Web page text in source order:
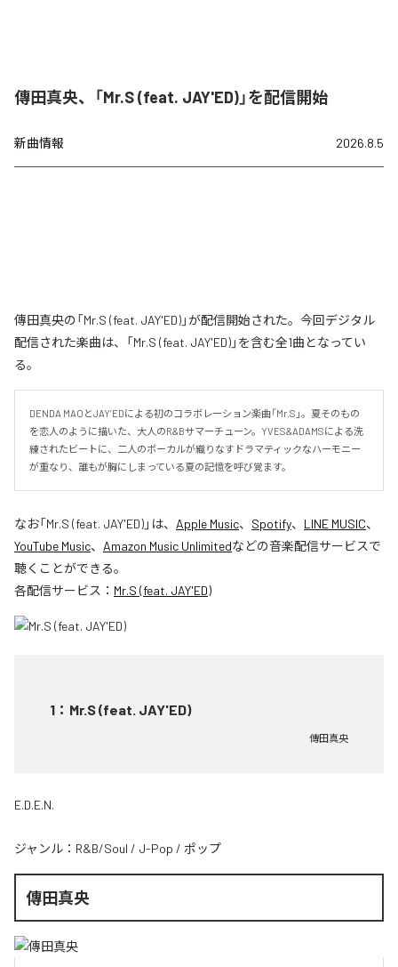
傳田真央、「Mr.S (feat. JAY'ED)」を配信開始
新曲情報 2026.8.5
傳田真央の「Mr.S (feat. JAY'ED)」が配信開始された。今回デジタル
配信された楽曲は、「Mr.S (feat. JAY'ED)」を含む全1曲となってい
る。
DENDA MAOとJAY’EDによる初のコラボレーション楽曲「Mr.S」。夏そのもの
を恋人のように描いた、大人のR&Bサマーチューン。YVES&ADAMSによる洗
練されたビートに、二人のボーカルが織りなすドラマティックなハーモニー
が重なり、誰もが胸にしまっている夏の記憶を呼び覚ます。
なお「Mr.S (feat. JAY'ED)」は、 Apple Music、 Spotify、 LINE MUSIC、
YouTube Music、 Amazon Music Unlimitedなどの音楽配信サービスで
聴くことができる。
各配信サービス： Mr.S (feat. JAY'ED)
1 ： Mr.S (feat. JAY'ED)
傳田真央
E.D.E.N.
ジャンル： R&B/Soul / J-Pop / ポップ
傳田真央